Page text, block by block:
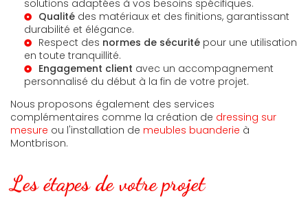
solutions adaptées à vos besoins spécifiques.
Qualité des matériaux et des finitions, garantissant
durabilité et élégance.
Respect des normes de sécurité pour une utilisation
en toute tranquillité.
Engagement client avec un accompagnement
personnalisé du début à la fin de votre projet.
Nous proposons également des services
complémentaires comme la création de dressing sur
mesure ou l'installation de meubles buanderie à
Montbrison.
Les étapes de votre projet